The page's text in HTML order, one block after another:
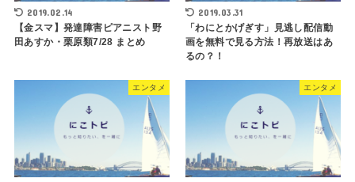
2019.02.14
【金スマ】発達障害ピアニスト野
田あすか・栗原類7/28 まとめ
2019.03.31
「わにとかげぎす」見逃し配信動
画を無料で見る方法！再放送はあ
るの？！
エンタメ エンタメ